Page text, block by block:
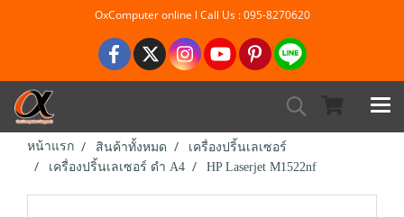
OxComputer online l Call Us : 095-8270620
หน้าแรก สินค้าทั้งหมด
เครื่องปริ้นเลเซอร์
เครื่องปริ้นเลเซอร์ ดำ A4
HP Laserjet M1522nf